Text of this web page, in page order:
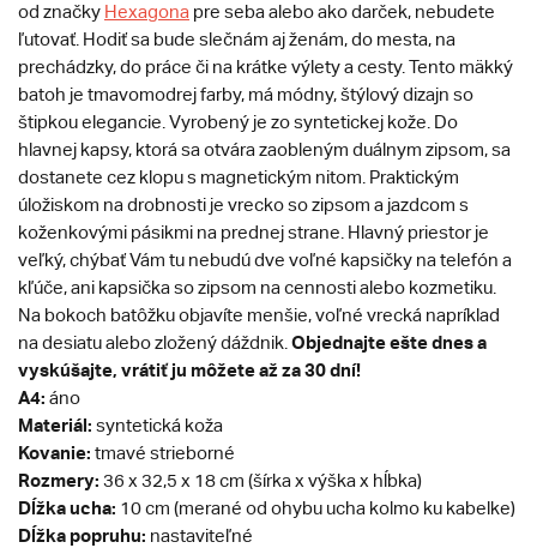
od značky Hexagona pre seba alebo ako darček, nebudete
ľutovať. Hodiť sa bude slečnám aj ženám, do mesta, na
prechádzky, do práce či na krátke výlety a cesty. Tento mäkký
batoh je tmavomodrej farby, má módny, štýlový dizajn so
štipkou elegancie. Vyrobený je zo syntetickej kože. Do
hlavnej kapsy, ktorá sa otvára zaobleným duálnym zipsom, sa
dostanete cez klopu s magnetickým nitom. Praktickým
úložiskom na drobnosti je vrecko so zipsom a jazdcom s
koženkovými pásikmi na prednej strane. Hlavný priestor je
veľký, chýbať Vám tu nebudú dve voľné kapsičky na telefón a
kľúče, ani kapsička so zipsom na cennosti alebo kozmetiku.
Na bokoch batôžku objavíte menšie, voľné vrecká napríklad
na desiatu alebo zložený dáždnik. Objednajte ešte dnes a
vyskúšajte, vrátiť ju môžete až za 30 dní!
A4: áno
Materiál: syntetická koža
Kovanie: tmavé strieborné
Rozmery: 36 x 32,5 x 18 cm (šírka x výška x hĺbka)
Dĺžka ucha: 10 cm (merané od ohybu ucha kolmo ku kabelke)
Dĺžka popruhu: nastaviteľné